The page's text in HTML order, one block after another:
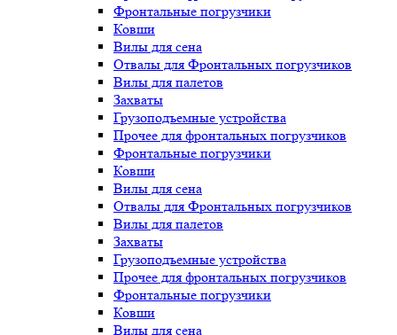
Фронтальные погрузчики
Ковши
Вилы для сена
Отвалы для Фронтальных погрузчиков
Вилы для палетов
Захваты
Грузоподъемные устройства
Прочее для фронтальных погрузчиков
Фронтальные погрузчики
Ковши
Вилы для сена
Отвалы для Фронтальных погрузчиков
Вилы для палетов
Захваты
Грузоподъемные устройства
Прочее для фронтальных погрузчиков
Фронтальные погрузчики
Ковши
Вилы для сена